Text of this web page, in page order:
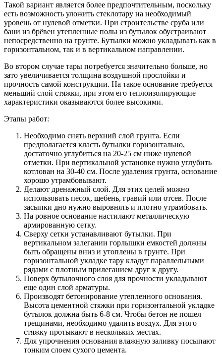
Такой вариант является более предпочтительным, поскольку
есть возможность уложить стеклотару на необходимый
уровень от нулевой отметки. При строительстве сруба или
бани из брёвен утепленные полы из бутылок обустраивают
непосредственно на грунте. Бутылки можно укладывать как в
горизонтальном, так и в вертикальном направлении.
Во втором случае тары потребуется значительно больше, но
зато увеличивается толщина воздушной прослойки и
прочность самой конструкции. На такое основание требуется
меньший слой стяжки, при этом его теплоизолирующие
характеристики оказываются более высокими.
Этапы работ:
Необходимо снять верхний слой грунта. Если
предполагается класть бутылки горизонтально,
достаточно углубиться на 20-25 см ниже нулевой
отметки. При вертикальной установке нужно углубить
котлован на 30-40 см. После удаления грунта, основание
хорошо утрамбовывают.
Делают дренажный слой. Для этих целей можно
использовать песок, щебень, гравий или отсев. После
засыпки дно нужно выровнять и плотно утрамбовать.
На ровное основание настилают металлическую
армированную сетку.
Сверху сетки устанавливают бутылки. При
вертикальном залегании горлышки емкостей должны
быть обращены вниз и утоплены в грунте. При
горизонтальной укладке тару кладут параллельными
рядами с плотным прилеганием друг к другу.
Поверх бутылочного слоя для прочности укладывают
еще один слой арматуры.
Производят бетонирование утепленного основания.
Высота цементной стяжки при горизонтальной укладке
бутылок должна быть 6-8 см. Чтобы бетон не пошел
трещинами, необходимо удалить воздух. Для этого
стяжку протыкают в нескольких местах.
Для упрочнения основания влажную заливку посыпают
тонким слоем сухого цемента.